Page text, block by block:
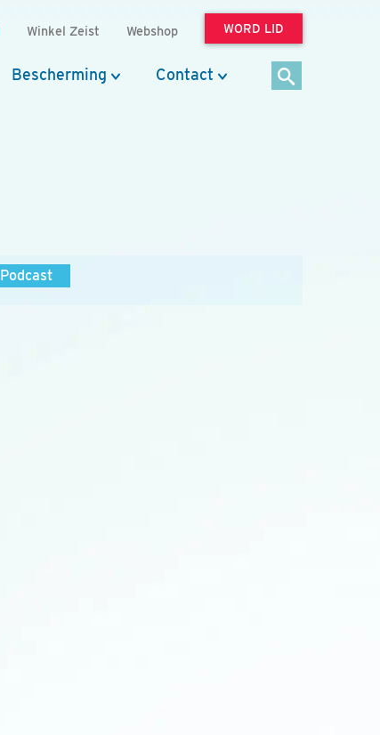
Winkel Zeist Webshop WORD LID
Bescherming Contact
Podcast